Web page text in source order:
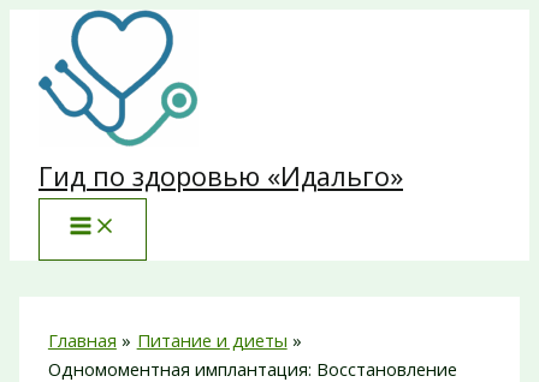
Перейти
содержимому
Гид по здоровью «Идальго»
Главная
Питание и диеты
Одномоментная имплантация: Восстановление